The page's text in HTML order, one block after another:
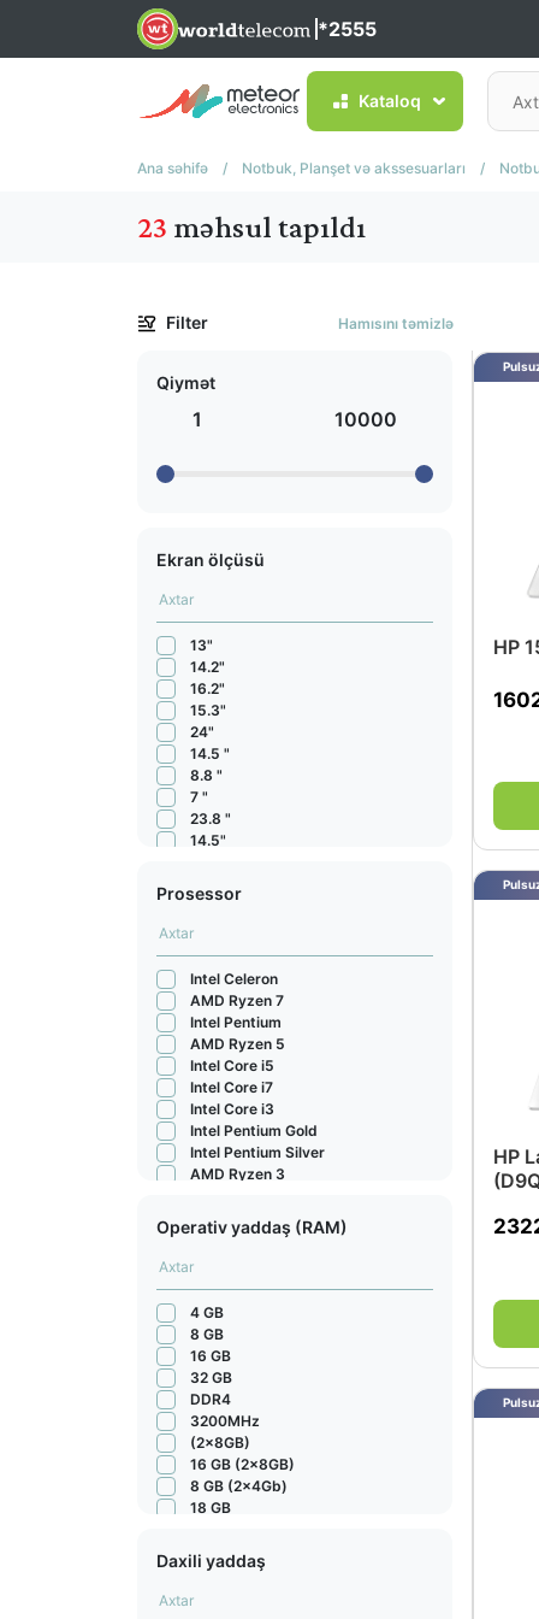
*2555
Kataloq
Ana səhifə / Notbuk, Planşet və akssesuarları /
23 məhsul tapıldı
Filter Hamısını təmizlə
Qiymət
1 10000
Ekran ölçüsü
13"
14.2"
16.2"
15.3"
24"
14.5 "
8.8 "
7 "
23.8 "
14.5"
14.2" 3024 x 1964 px
18"
13.3"
13.6"
14"
15.6"
16"
17.3"
Prosessor
Intel Celeron
AMD Ryzen 7
Intel Pentium
AMD Ryzen 5
Intel Core i5
Intel Core i7
Intel Core i3
Intel Pentium Gold
Intel Pentium Silver
AMD Ryzen 3
Apple M1
Apple M2
Apple M2 Pro
Apple M3 Pro
Apple M3
Apple M1 8-Core
AMD Ryzen
i9
Intel Core 5
Intel Core Ultra 7
Intel
12700H
Intel Core Ultra 5
Intel Core Ultra 9
Apple M4 Pro
Operativ yaddaş (RAM)
4 GB
8 GB
16 GB
32 GB
DDR4
3200MHz
(2x8GB)
16 GB (2x8GB)
8 GB (2x4Gb)
18 GB
8GB (2x4GB)
4GB
32GB (2x16GB)
Daxili yaddaş
HP
HP